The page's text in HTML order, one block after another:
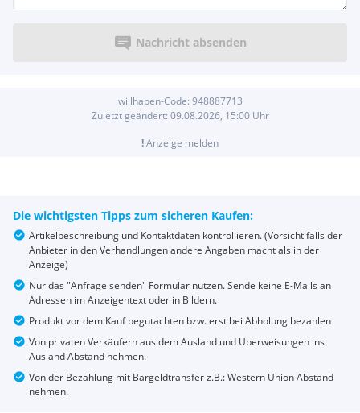
Nachricht absenden
willhaben-Code: 948887713
Zuletzt geändert: 09.08.2026, 15:00Uhr
!Anzeige melden
Die wichtigsten Tipps zum sicheren Kaufen:
Artikelbeschreibung und Kontaktdaten kontrollieren. (Vorsicht falls der
Anbieter in den Verhandlungen andere Angaben macht als in der
Anzeige)
Nur das "Anfrage senden" Formular nutzen. Sende keine E-Mails an
Adressen im Anzeigentext oder in Bildern.
Produkt vor dem Kauf begutachten bzw. erst bei Abholung bezahlen
Von privaten Verkäufern aus dem Ausland und Überweisungen ins
Ausland Abstand nehmen.
Von der Bezahlung mit Bargeldtransfer z.B.: Western Union Abstand
nehmen.